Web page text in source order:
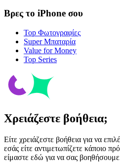
Βρες το iPhone σου
Top Φωτογραφίες
Super Μπαταρία
Value for Money
Top Series
Χρειάζεστε βοήθεια;
Είτε χρειάζεστε βοήθεια για να
εσάς είτε αντιμετωπίζετε κάποιο
είμαστε εδώ για να σας